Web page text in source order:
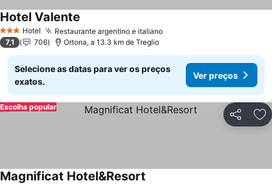
3 EstrelasHotel Restaurante argentino e italiano
Hotel Valente
7,1 706 Ortona, a 13.3 km de Treglio
Selecione as datas para ver os preços
exatos.
Ver preços
Partilhar
Escolha popular
Magnificat Hotel&Resort